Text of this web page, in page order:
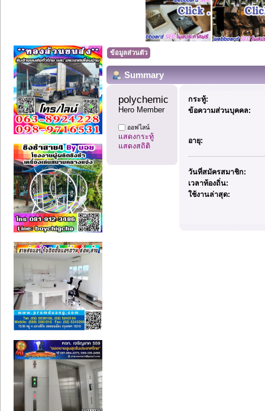
ข้อมูลส่วนตัว
Summary
polychemicals8
Hero Member
ออฟไลน์
แสดงกระทู้
แสดงสถิติ
กระทู้:
ข้อความส่วนบุคคล:
อายุ:
วันที่สมัครสมาชิก:
เวลาท้องถิ่น:
ใช้งานล่าสุด: